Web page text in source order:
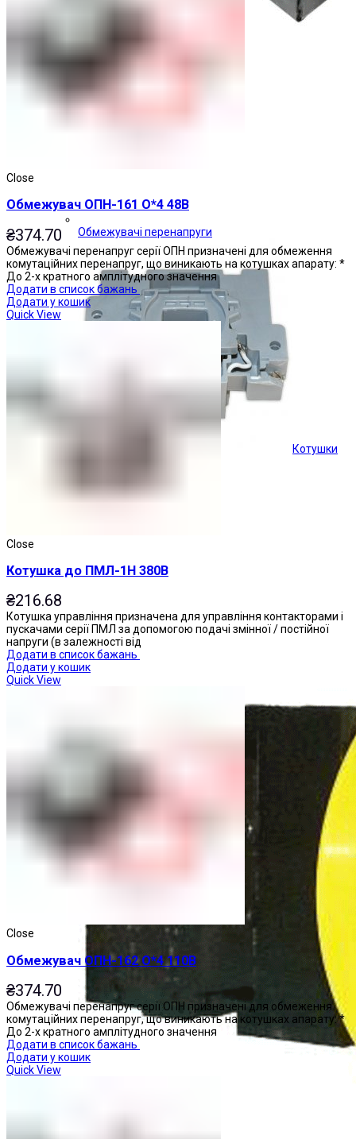
Обмежувачі перенапруги
Котушки
Close
Обмежувач ОПН-161 О*4 48В
₴374.70
Обмежувачі перенапруг серії ОПН призначені для обмеження
комутаційних перенапруг, що виникають на котушках апарату: *
До 2-х кратного амплітудного значення
Додати в список бажань
Додати у кошик
Quick View
Close
Котушка до ПМЛ-1Н 380В
₴216.68
Котушка управління призначена для управління контакторами і
пускачами серії ПМЛ за допомогою подачі змінної / постійної
напруги (в залежності від
Додати в список бажань
Додати у кошик
Quick View
Close
Обмежувач ОПН-162 О*4 110В
₴374.70
Обмежувачі перенапруг серії ОПН призначені для обмеження
комутаційних перенапруг, що виникають на котушках апарату: *
До 2-х кратного амплітудного значення
Додати в список бажань
Додати у кошик
Quick View